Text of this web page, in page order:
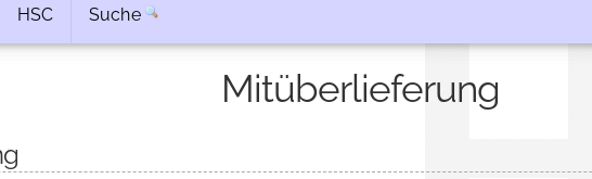
HSC Suche
Mitüberlieferung